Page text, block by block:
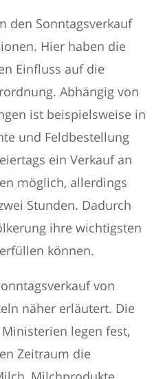
den Sonntagsverkauf
Hier haben die
Einfluss auf die
Abhängig von
ist beispielsweise in
und Feldbestellung
ein Verkauf an
möglich, allerdings
Stunden. Dadurch
ihre wichtigsten
können.
von
näher erläutert. Die
legen fest,
Zeitraum die